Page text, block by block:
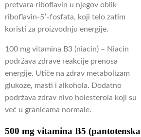
pretvara riboflavin u njegov oblik
riboflavin-5′-fosfata, koji telo zatim
koristi za proizvodnju energije.
100 mg vitamina B3 (niacin) – Niacin
podržava zdrave reakcije prenosa
energije. Utiče na zdrav metabolizam
glukoze, masti i alkohola. Dodatno
podržava zdrav nivo holesterola koji su
već u granicama normale.
500 mg vitamina B5 (pantotenska